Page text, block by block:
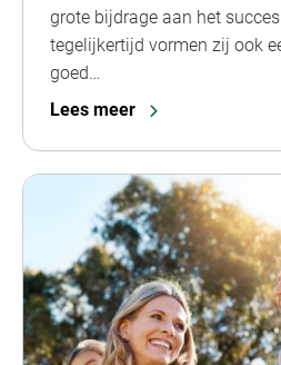
grote bijdrage aan het
tegelijkertijd vormen zij ook
goed…
Lees meer